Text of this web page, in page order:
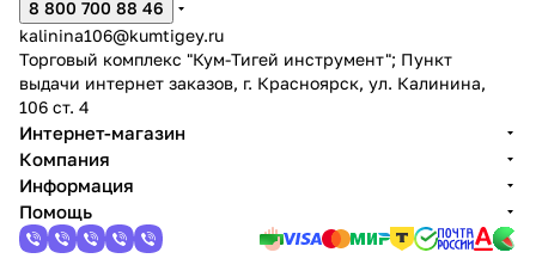
8 800 700 88 46
kalinina106@kumtigey.ru
Торговый комплекс "Кум-Тигей инструмент"; Пункт
выдачи интернет заказов, г. Красноярск, ул. Калинина,
106 ст. 4
Интернет-магазин
Компания
Информация
Помощь